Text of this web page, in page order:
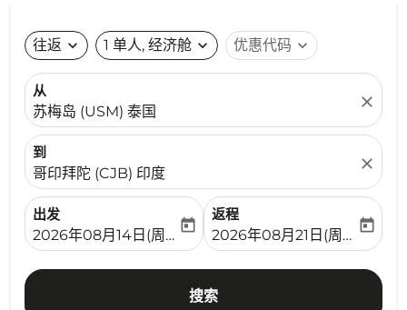
往返 expand_more 1 单人, 经济舱 expand_more 优惠代码 expand_more
从
苏梅岛 (USM) 泰国
close
到
哥印拜陀 (CJB) 印度
close
出发
fc-booking-departure-date-aria-label
2026年08月14日(周五)
today
返程
fc-booking-return-date-
2026年08月21日(周五)
today
搜索